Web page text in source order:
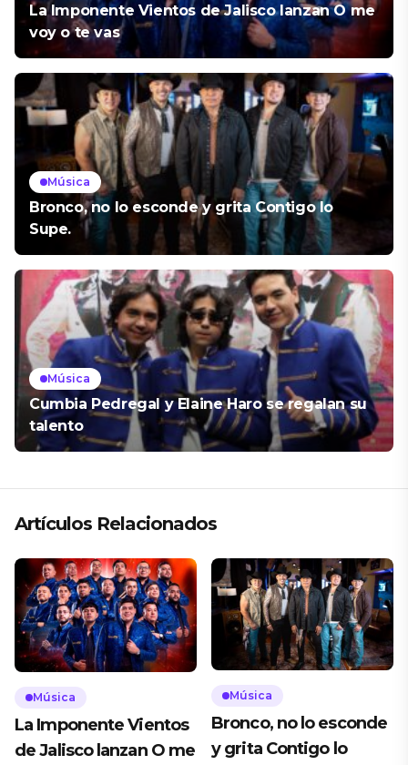
La Imponente Vientos de Jalisco lanzan O me
voy o te vas
Música
Bronco, no lo esconde y grita Contigo lo
Supe.
Música
Cumbia Pedregal y Elaine Haro se regalan su
talento
Artículos Relacionados
Música
La Imponente Vientos
de Jalisco lanzan O me
Música
Bronco, no lo esconde
y grita Contigo lo